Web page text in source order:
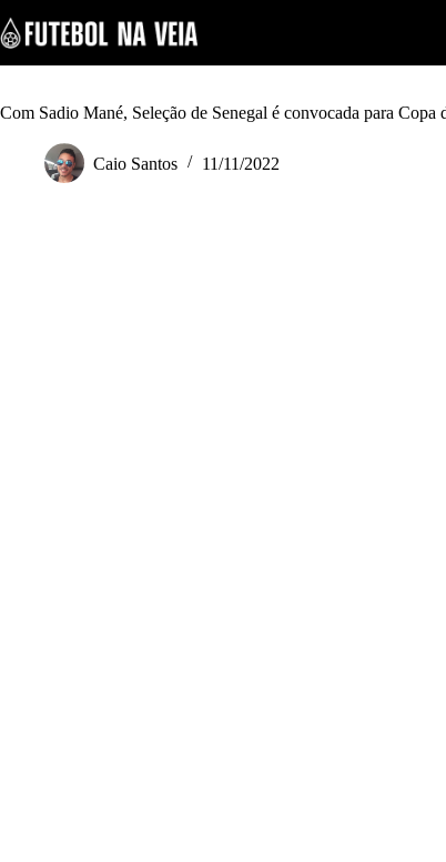
k
i
p
o
Com Sadio Mané, Seleção de Senegal é convocada para Copa
Caio Santos 11/11/2022